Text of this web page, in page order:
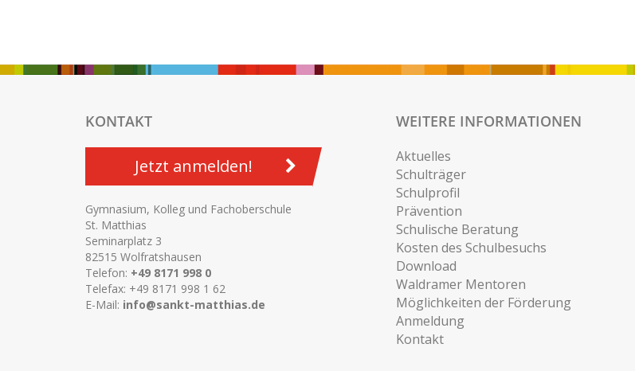
KONTAKT
Jetzt anmelden!
Gymnasium, Kolleg und Fachoberschule
St. Matthias
Seminarplatz 3
82515 Wolfratshausen
Telefon: +49 8171 998 0
Telefax: +49 8171 998 1 62
E-Mail: info@sankt-matthias.de
WEITERE INFORMATIONEN
Aktuelles
Schulträger
Schulprofil
Prävention
Schulische Beratung
Kosten des Schulbesuchs
Download
Waldramer Mentoren
Möglichkeiten der Förderung
Anmeldung
Kontakt